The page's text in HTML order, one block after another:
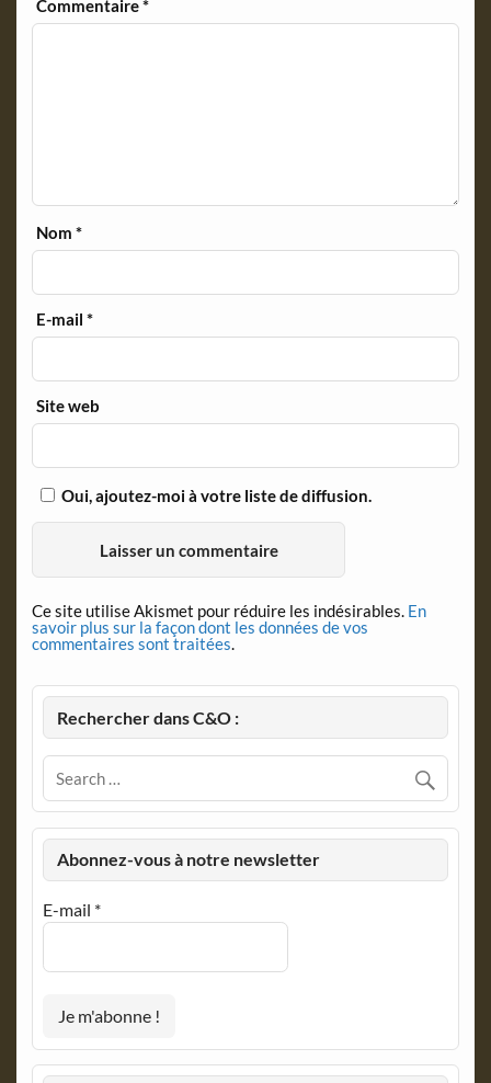
Commentaire*
Nom*
E-mail*
Site web
Oui, ajoutez-moi à votre liste de diffusion.
Ce site utilise Akismet pour réduire les indésirables. En
savoir plus sur la façon dont les données de vos
commentaires sont traitées.
Rechercher dans C&O :
Abonnez-vous à notre newsletter
E-mail *